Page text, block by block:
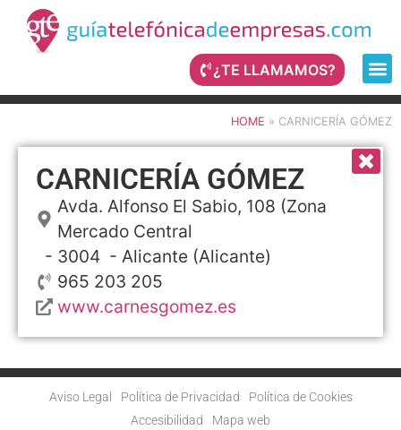
¿TE LLAMAMOS?
HOME » CARNICERÍA GÓMEZ
CARNICERÍA GÓMEZ
Avda. Alfonso El Sabio, 108 (Zona
Mercado Central
- 3004 - Alicante (Alicante)
965 203 205
www.carnesgomez.es
Aviso Legal Política de Privacidad
Política de Cookies
Accesibilidad
Mapa web